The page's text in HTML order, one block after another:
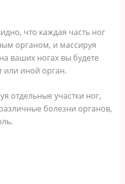
что каждая часть ног
органом, и массируя
ваших ногах вы будете
или иной орган.
отдельные участки ног,
болезни органов,